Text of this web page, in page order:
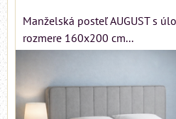
Manželská posteľ AUGUST s
rozmere 160x200 cm...